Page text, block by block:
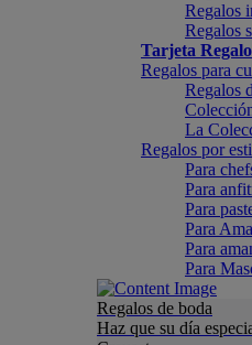
Regalos
Regalos
Tarjeta Regalo
Regalos para
Regalos
La
Regalos por
Para
Para
Para
Para
Para
Para
Regalos de boda
Haz que su día